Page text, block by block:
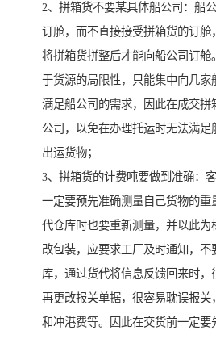
2、拼箱货不要某具体船公司：船
订舱，而不直接接受拼箱货的订舱
将拼箱货拼整后才能向船公司订舱
于货源的局限性，只能集中向几家
满足船公司的需求，因此在成交拼
公司，以免在办理托运时无法满足
出运货物；
3、拼箱货的计费吨要做到准确：
一定要预先准确测量自己货物的重
代仓库时也要重新测量，并以此为
改包装，应要求工厂及时通知，不
库，通过货代将信息反馈回来时，
再更改报关单据，很容易耽误报关
和冲港费等。因此在交货前一定要